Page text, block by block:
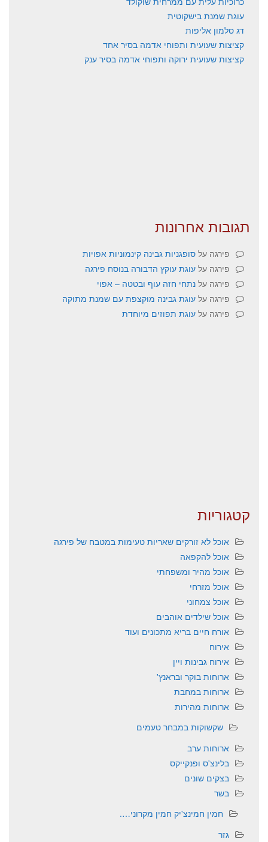
עוגת שמנת בישקוטית
דג סלמון אליפות
קציצות שעועית ותפוחי אדמה בסיר אחד
קציצות שעועית ירוקה ותפוחי אדמה בסיר ענק
תגובות אחרונות
פירגה על סופגניות גבינה קינמוניות אפויות
פירגה על עוגת עוקץ הדבורה בנוסח פירגה
פירגה על נתחי חזה עוף ובטטה – אפוי
פירגה על עוגת גבינה מוקצפת עם שמנת מתוקה
פירגה על עוגת תפוזים מיוחדת
קטגוריות
אוכל לא זורקים שאריות טעימות במטבח של פירגה
אוכל להקפאה
אוכל מהיר ומשפחתי
אוכל מזרחי
אוכל צמחוני
אוכל שילדים אוהבים
אורח חיים בריא מתכונים ועוד
אירוח
אירוח גבינות ויין
ארוחות בוקר ובראנץ'
ארוחות במחבת
ארוחות מהירות
שקשוקות במבחר טעמים
ארוחות ערב
בלינצ'ס ופנקייקס
בצקים שונים
בשר
חמין חמינצ'יק חמין מקרוני….
גזר